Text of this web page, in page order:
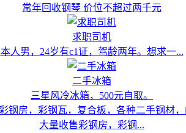
常年回收钢琴 价位不超过两千元
求职司机
本人男，24岁有c1证，驾龄两年。想求一...
二手冰箱
三星风冷冰箱，500元自取。
大量收售彩钢房，彩钢...